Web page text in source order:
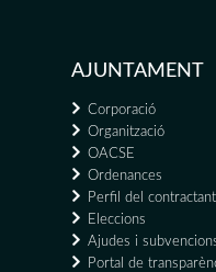
AJUNTAMENT
Corporació
Organització
OACSE
Ordenances
Perfil del contractant
Eleccions
Ajudes i
Portal de